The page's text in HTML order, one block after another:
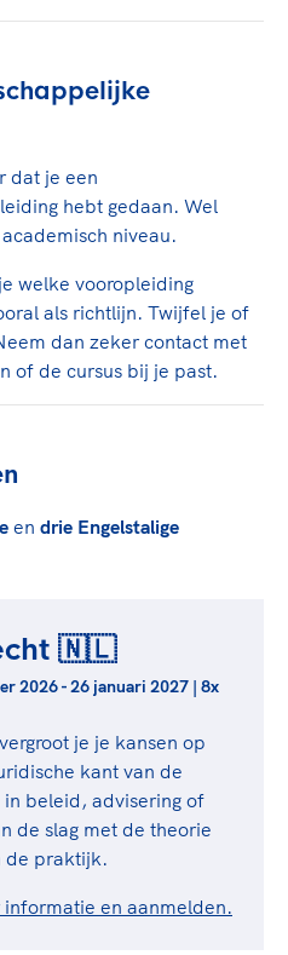
dat je een
hebt gedaan. Wel
niveau.
welke vooropleiding
als richtlijn. Twijfel je of
dan zeker contact met
of de cursus bij je past.
en drie Engelstalige
🇳🇱
2026 - 26 januari 2027 | 8x
je je kansen op
kant van de
beleid, advisering of
de slag met de theorie
de praktijk.
en aanmelden.